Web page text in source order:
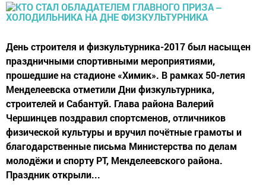
День строителя и физкультурника-2017 был насыщен
праздничными спортивными мероприятиями,
прошедшие на стадионе «Химик». В рамках 50-летия
Менделеевска отметили Дни физкультурника,
строителей и Сабантуй. Глава района Валерий
Чершинцев поздравил спортсменов, отличников
физической культуры и вручил почётные грамоты и
благодарственные письма Министерства по делам
молодёжи и спорту РТ, Менделеевского района.
Праздник открыли...